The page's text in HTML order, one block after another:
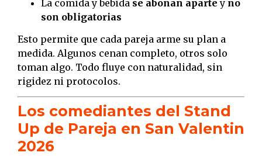
La comida y bebida se abonan aparte y no
son obligatorias
Esto permite que cada pareja arme su plan a
medida. Algunos cenan completo, otros solo
toman algo. Todo fluye con naturalidad, sin
rigidez ni protocolos.
Los comediantes del Stand
Up de Pareja en San Valentin
2026